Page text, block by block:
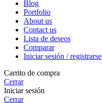
Blog
Portfolio
About us
Contact us
Lista de deseos
Comparar
Iniciar sesión / registrarse
Carrito de compra
Cerrar
Iniciar sesión
Cerrar